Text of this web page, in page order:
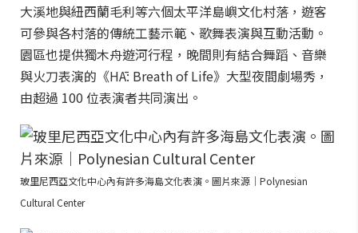
大溪地與紐西蘭毛利等六個太平洋島嶼文化村落，遊客
可參與各村落的傳統工藝示範、歌舞表演與互動活動。
園區也提供獨木舟遊河行程，晚間則有結合舞蹈、音樂
與火刀表演的《HĀ: Breath of Life》大型夜間劇場秀，
由超過 100 位表演者共同演出。
玻里尼西亞文化中心內有許多海島文化表演。圖片來源｜Polynesian
Cultural Center